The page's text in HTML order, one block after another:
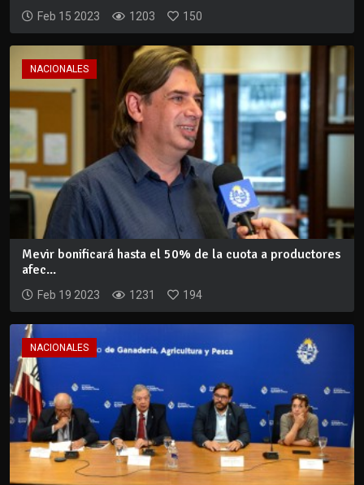
Feb 15 2023 1203 150
NACIONALES
Mevir bonificará hasta el 50% de la cuota a productores
afec...
Feb 19 2023 1231 194
NACIONALES